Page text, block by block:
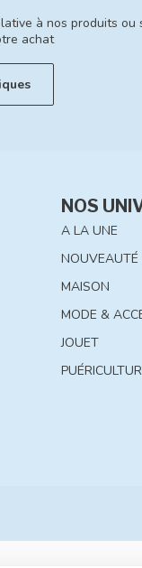
à nos produits
achat
NOS
A LA UNE
NOUVEAUTÉ
MAISON
MODE &
JOUET